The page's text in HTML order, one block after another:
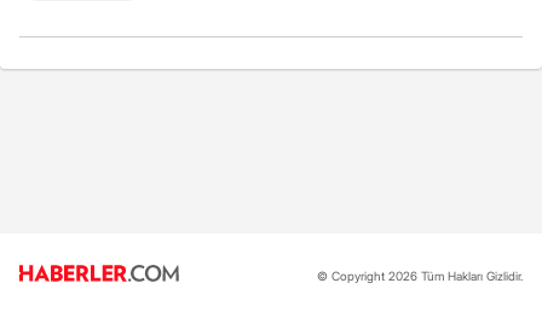
© Copyright 2026 Tüm Hakları Gizlidir.